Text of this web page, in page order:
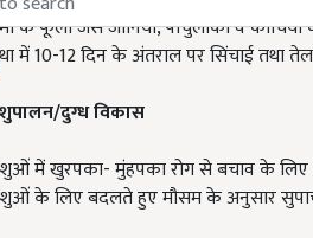
के फूलों जैसे जीनिया, पोर्चुलाका व
में 10-12 दिन के अंतराल पर सिंचाई तथा
दुग्ध विकास
में खुरपका- मुंहपका रोग से बचाव के लिए
के लिए बदलते हुए मौसम के अनुसार सुपाच्य